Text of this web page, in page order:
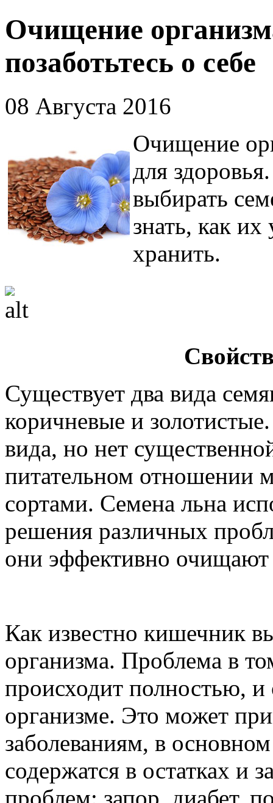
Очищение
позаботьтесь о себе
08 Августа 2016
Очищение
для
выбирать
знать, как
хранить.
Существует два вида
коричневые и
вида, но нет
питательном отношении
сортами. Семена льна
решения различных
они эффективно
Как известно кишечник
организма. Проблема в
происходит полностью, и
организме. Это может
заболеваниям, в
содержатся в остатках и
проблем: запор, диабет,